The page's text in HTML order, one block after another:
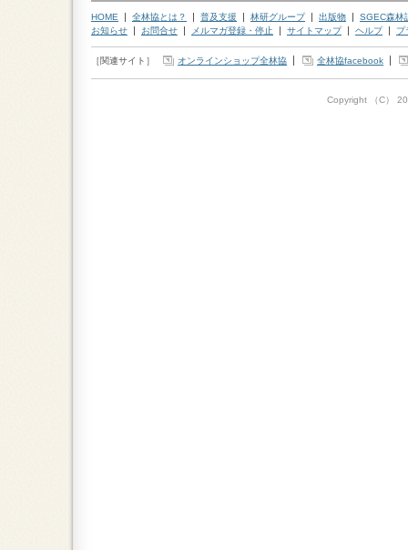
HOME 全林協とは？ 普及支援 林研グループ 出版物
SGEC森林
お知らせ
お問合せ メルマガ登録・停止 サイトマップ ヘルプ プ
［関連サイト］ オンラインショップ全林協 全林協facebook
Copyright （C）